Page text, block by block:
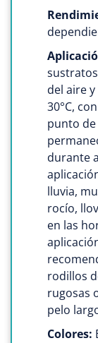
del aire
30°C,
punto
durante
lluvia,
rocío,
en las
rodillos
rugosas
pelo
Colores: